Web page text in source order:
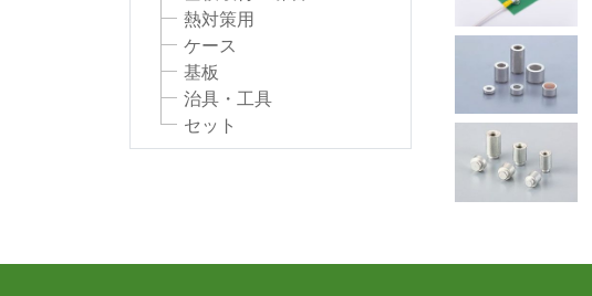
熱対策用
ケース
基板
治具・工具
セット